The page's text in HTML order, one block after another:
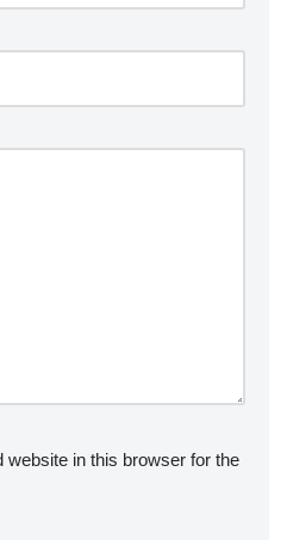
in this browser for the